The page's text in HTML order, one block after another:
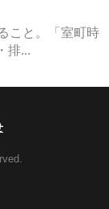
こと。「室町時
排...